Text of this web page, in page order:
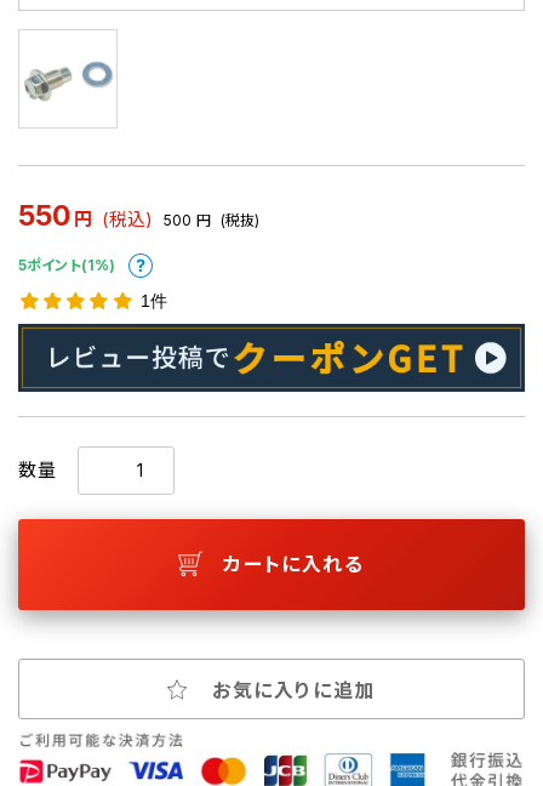
550 円 (税込) 500 円 (税抜)
5ポイント(1%)
1件
数量
カートに入れる
お気に入りに追加